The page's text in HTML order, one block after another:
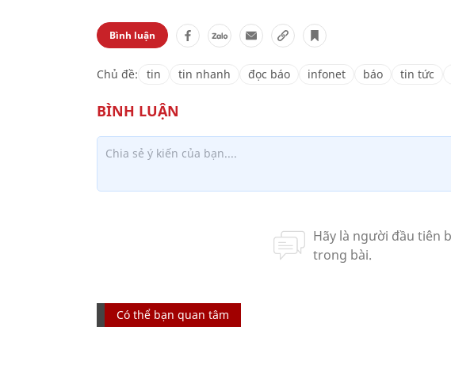
Bình luận
Chủ đề: tin tin nhanh đọc báo infonet báo tin tức
Có thể bạn quan tâm